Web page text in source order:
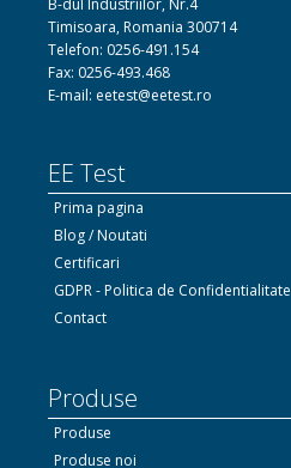
Timisoara, Romania 300714
Telefon: 0256-491.154
Fax: 0256-493.468
E-mail: eetest@eetest.ro
EE Test
Prima pagina
Blog / Noutati
Certificari
GDPR - Politica de Confidentialitate
Contact
Produse
Produse
Produse noi